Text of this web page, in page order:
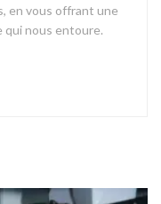
en vous offrant une
qui nous entoure.